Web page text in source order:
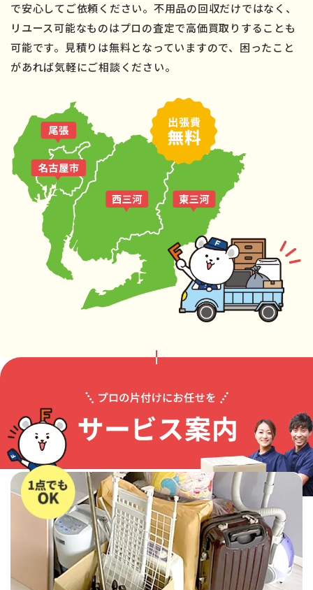
で安心してご依頼ください。不用品の回収だけではなく、
リユース可能なものはプロの査定で高価買取りすることも
可能です。見積りは無料となっていますので、困ったこと
があれば気軽にご相談ください。